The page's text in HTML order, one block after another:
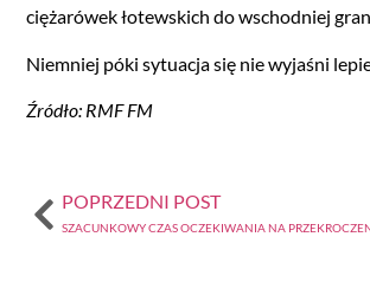
ciężarówek łotewskich do wschodniej
Niemniej póki sytuacja się nie wyjaśni
Źródło: RMF FM
POPRZEDNI POST
SZACUNKOWY CZAS OCZEKIWANIA NA